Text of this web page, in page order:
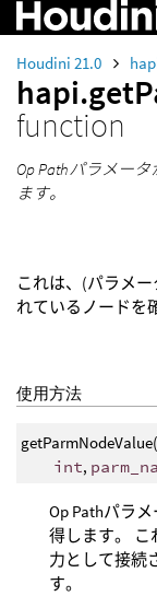
Houdini 21.0
function
Op Pathパラメー
ます。
これは、(パラメ
れているノードを
使用方法
getParmNodeValue(
int,
Op Pathパラ
得します。 こ
力として接続
す。